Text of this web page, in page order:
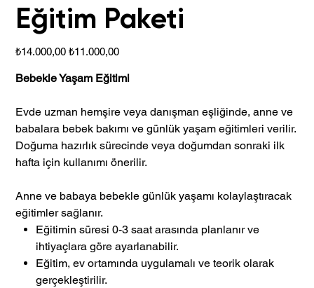
Eğitim Paketi
Orijinal
fiyat
₺14.000,00 İndirimli
fiyat
₺11.000,00
Bebekle Yaşam Eğitimi
Evde uzman hemşire veya danışman eşliğinde, anne ve
babalara bebek bakımı ve günlük yaşam eğitimleri verilir.
Doğuma hazırlık sürecinde veya doğumdan sonraki ilk
hafta için kullanımı önerilir.
Anne ve babaya bebekle günlük yaşamı kolaylaştıracak
eğitimler sağlanır.
Eğitimin süresi 0-3 saat arasında planlanır ve
ihtiyaçlara göre ayarlanabilir.
Eğitim, ev ortamında uygulamalı ve teorik olarak
gerçekleştirilir.